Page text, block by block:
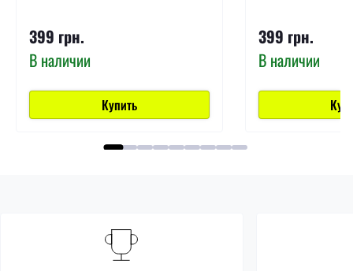
399 грн.
В наличии
Купить
399 грн.
В наличии